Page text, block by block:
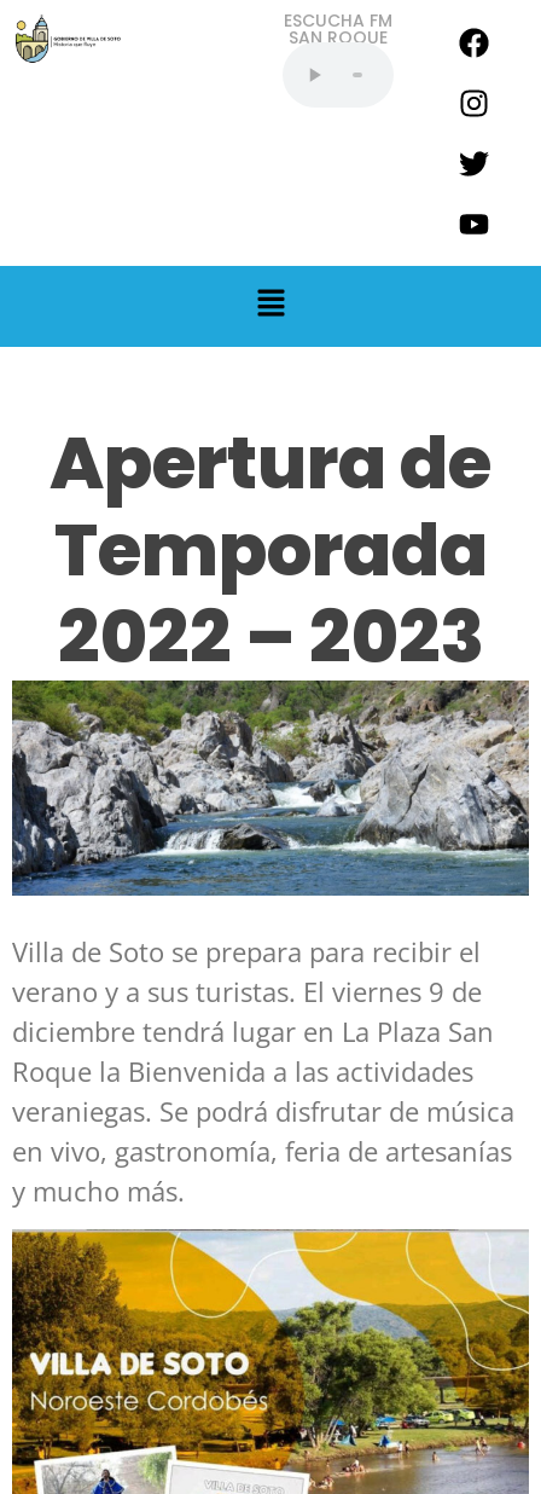
ESCUCHA FM
SAN ROQUE
Apertura de
Temporada
2022 – 2023
Villa de Soto se prepara para recibir el
verano y a sus turistas. El viernes 9 de
diciembre tendrá lugar en La Plaza San
Roque la Bienvenida a las actividades
veraniegas. Se podrá disfrutar de música
en vivo, gastronomía, feria de artesanías
y mucho más.